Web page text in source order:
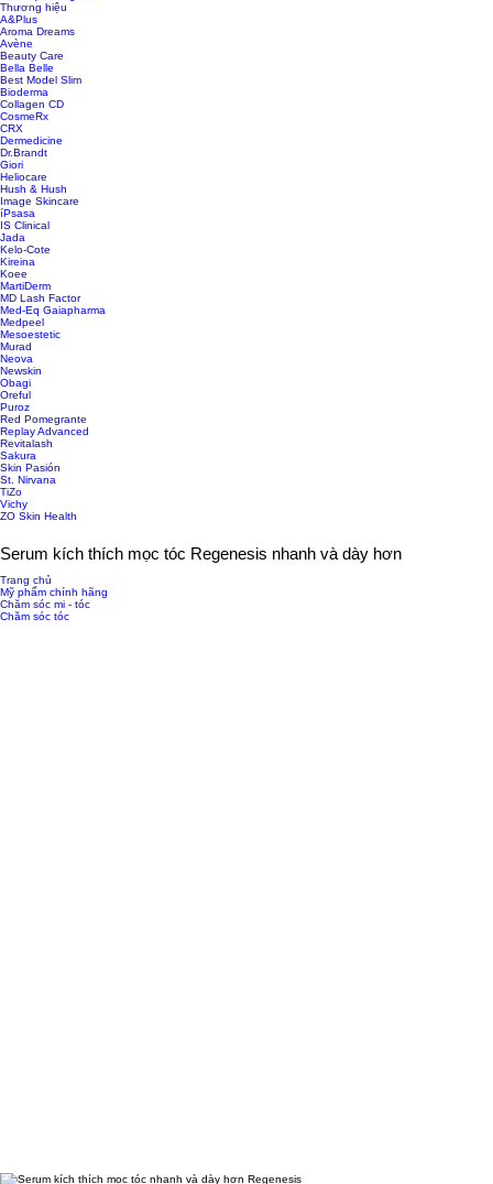
Thương hiệu
A&Plus
Aroma Dreams
Avène
Beauty Care
Bella Belle
Best Model Slim
Bioderma
Collagen CD
CosmeRx
CRX
Dermedicine
Dr.Brandt
Giori
Heliocare
Hush & Hush
Image Skincare
íPsasa
IS Clinical
Jada
Kelo-Cote
Kireina
Koee
MartiDerm
MD Lash Factor
Med-Eq Gaiapharma
Medpeel
Mesoestetic
Murad
Neova
Newskin
Obagi
Oreful
Puroz
Red Pomegrante
Replay Advanced
Revitalash
Sakura
Skin Pasión
St. Nirvana
TiZo
Vichy
ZO Skin Health
Serum kích thích mọc tóc Regenesis nhanh và dày hơn
Trang chủ
Mỹ phẩm chính hãng
Chăm sóc mi - tóc
Chăm sóc tóc